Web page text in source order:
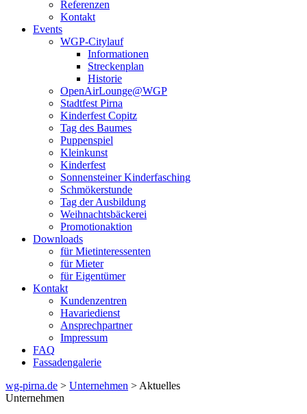
Referenzen
Kontakt
Events
WGP-Citylauf
Informationen
Streckenplan
Historie
OpenAirLounge@WGP
Stadtfest Pirna
Kinderfest Copitz
Tag des Baumes
Puppenspiel
Kleinkunst
Kinderfest
Sonnensteiner Kinderfasching
Schmökerstunde
Tag der Ausbildung
Weihnachtsbäckerei
Promotionaktion
Downloads
für Mietinteressenten
für Mieter
für Eigentümer
Kontakt
Kundenzentren
Havariedienst
Ansprechpartner
Impressum
FAQ
Fassadengalerie
wg-pirna.de > Unternehmen > Aktuelles
Unternehmen